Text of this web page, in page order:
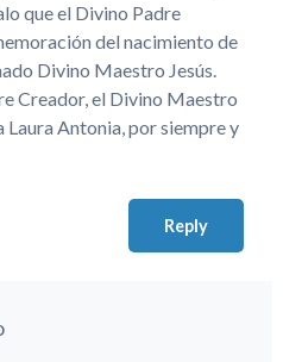
que el Divino Padre
del nacimiento de
Divino Maestro Jesús.
Creador, el Divino Maestro
Laura Antonia, por siempre y
Reply